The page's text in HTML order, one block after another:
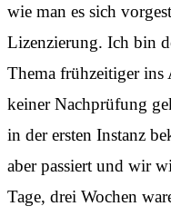
wie man es sich
Lizenzierung. Ich bin
Thema frühzeitiger ins
keiner Nachprüfung
in der ersten Instanz
aber passiert und wir
Tage, drei Wochen